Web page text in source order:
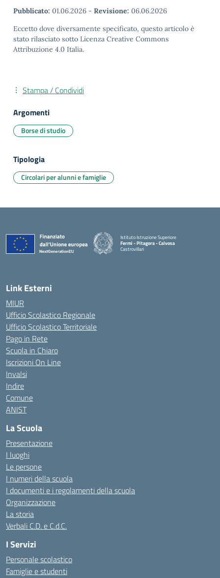
Pubblicato: 01.06.2026 - Revisione: 06.06.2026
Eccetto dove diversamente specificato, questo articolo è
stato rilasciato sotto Licenza Creative Commons
Attribuzione 4.0 Italia.
Stampa / Condividi
Argomenti
Borse di studio
Tipologia
Circolari per alunni e famiglie
Istituto Istruzione Superiore
Fermi - Pitagora - Calvosa
Castrovillari
Link Esterni
MIUR
Ufficio Scolastico Regionale
Ufficio Scolastico Territoriale
Pago in Rete
Scuola in Chiaro
Iscrizioni On Line
Invalsi
Indire
Comune
ANIST
La Scuola
Presentazione
I luoghi
Le persone
I numeri della scuola
I documenti e i regolamenti della scuola
Organizzazione
La storia
Verbali C.D. e C.d.C.
I Servizi
Personale scolastico
Famiglie e studenti